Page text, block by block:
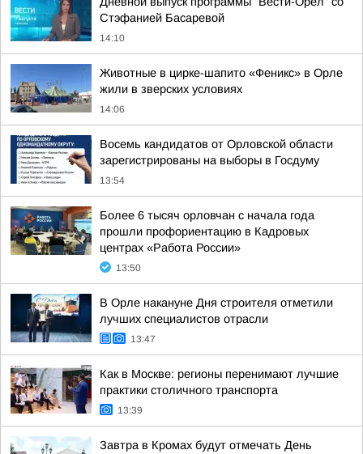
Стэфанией Басаревой
14:10
Животные в цирке-шапито «Феникс» в Орле
жили в зверских условиях
14:06
Восемь кандидатов от Орловской области
зарегистрированы на выборы в Госдуму
13:54
Более 6 тысяч орловчан с начала года
прошли профориентацию в Кадровых
центрах «Работа России»
13:50
В Орле накануне Дня строителя отметили
лучших специалистов отрасли
13:47
Как в Москве: регионы перенимают лучшие
практики столичного транспорта
13:39
Завтра в Кромах будут отмечать День